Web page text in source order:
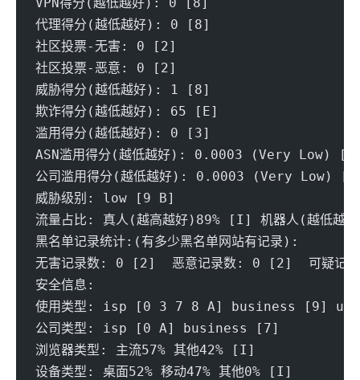
代理得分(越低越好): 0 [8]
社区投票-无害: 0 [2]
社区投票-恶意: 0 [2]
威胁得分(越低越好): 1 [8]
欺诈得分(越低越好): 65 [E]
滥用得分(越低越好): 0 [3]
ASN滥用得分(越低越好): 0.0003 (Very Low)
公司滥用得分(越低越好): 0.0003 (Very Low)
威胁级别: low [9 B]
流量占比: 真人(越高越好)89% [I] 机器人(越低越
黑名单记录统计:(有多少黑名单网站有记录):
无害记录数: 0 [2]  恶意记录数: 0 [2]  可疑
安全信息:
使用类型: isp [0 3 7 8 A] business [9]
公司类型: isp [0 A] business [7]
浏览器类型: 主流57% 其他42% [I]
设备类型: 桌面52% 移动47% 其他0% [I]